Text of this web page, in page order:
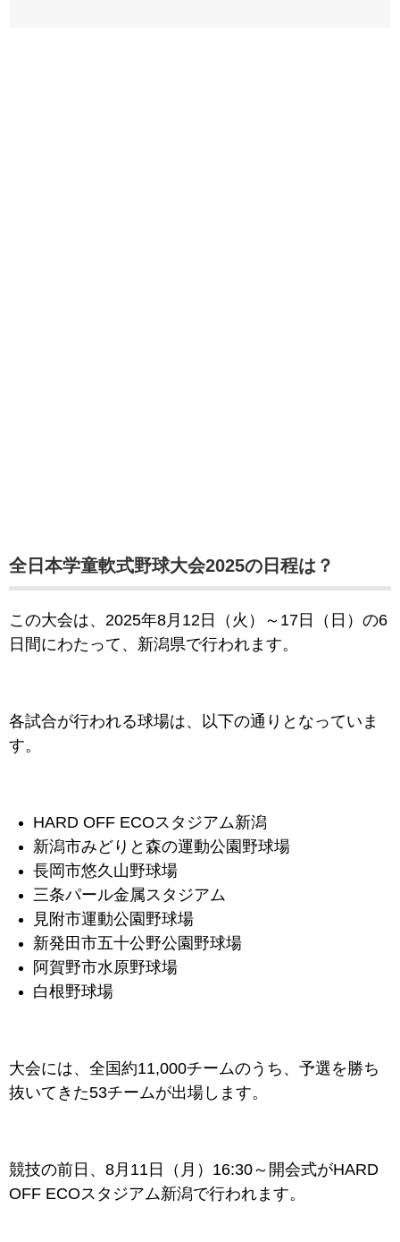
全日本学童軟式野球大会2025の日程は？
この大会は、2025年8月12日（火）～17日（日）の6
日間にわたって、新潟県で行われます。
各試合が行われる球場は、以下の通りとなっていま
す。
HARD OFF ECOスタジアム新潟
新潟市みどりと森の運動公園野球場
長岡市悠久山野球場
三条パール金属スタジアム
見附市運動公園野球場
新発田市五十公野公園野球場
阿賀野市水原野球場
白根野球場
大会には、全国約11,000チームのうち、予選を勝ち
抜いてきた53チームが出場します。
競技の前日、8月11日（月）16:30～開会式がHARD
OFF ECOスタジアム新潟で行われます。